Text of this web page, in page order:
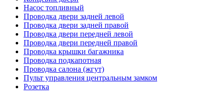
Насос топливный
Проводка двери задней левой
Проводка двери задней правой
Проводка двери передней левой
Проводка двери передней правой
Проводка крышки багажника
Проводка подкапотная
Проводка салона (жгут)
Пульт управления центральным замком
Розетка